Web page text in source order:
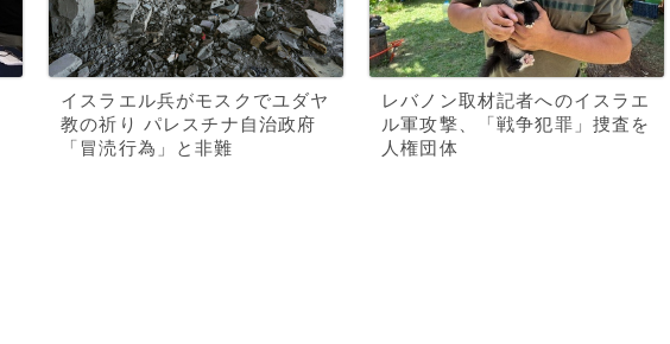
イスラエル兵がモスクでユダヤ
教の祈り パレスチナ自治政府
「冒涜行為」と非難
レバノン取材記者へのイスラエ
ル軍攻撃、「戦争犯罪」捜査を
人権団体